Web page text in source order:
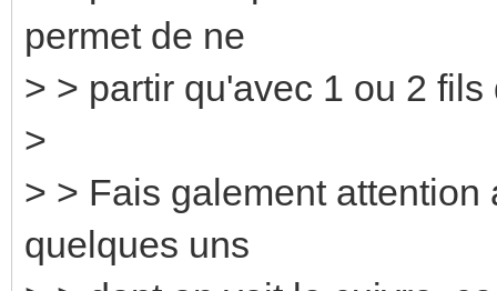
permet de ne
> > partir qu'avec 1 ou 2
>
> > Fais galement
quelques uns